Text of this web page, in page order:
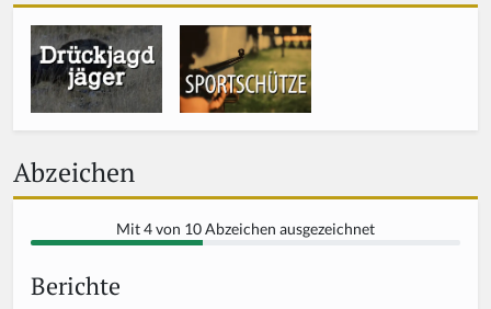
Abzeichen
Mit 4 von 10 Abzeichen ausgezeichnet
Berichte